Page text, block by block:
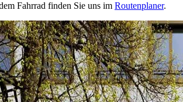
Fahrrad finden Sie uns im Routenplaner.